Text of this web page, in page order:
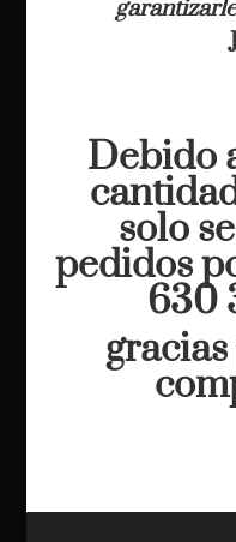
Debido
solo
pedidos
630